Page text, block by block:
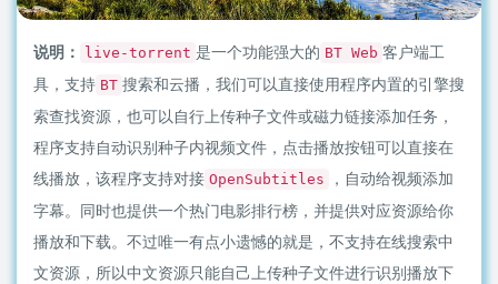
说明： live-torrent 是一个功能强大的 BT Web 客户端工
具，支持 BT 搜索和云播，我们可以直接使用程序内置的引擎搜
索查找资源，也可以自行上传种子文件或磁力链接添加任务，
程序支持自动识别种子内视频文件，点击播放按钮可以直接在
线播放，该程序支持对接 OpenSubtitles
，自动给视频添加
字幕。同时也提供一个热门电影排行榜，并提供对应资源给你
播放和下载。不过唯一有点小遗憾的就是，不支持在线搜索中
文资源，所以中文资源只能自己上传种子文件进行识别播放下